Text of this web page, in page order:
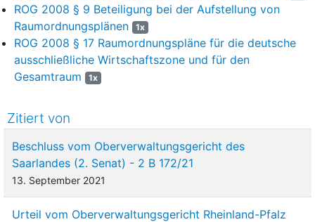
ROG 2008 § 9 Beteiligung bei der Aufstellung von
Raumordnungsplänen
1x
ROG 2008 § 17 Raumordnungspläne für die deutsche
ausschließliche Wirtschaftszone und für den
Gesamtraum
1x
Zitiert von
Beschluss vom Oberverwaltungsgericht des
Saarlandes (2. Senat) - 2 B 172/21
13. September 2021
Urteil vom Oberverwaltungsgericht Rheinland-Pfalz